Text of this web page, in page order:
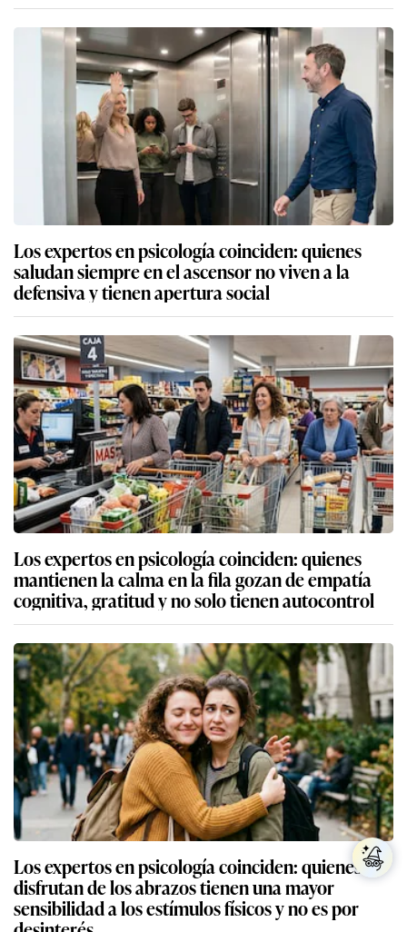
Los expertos en psicología coinciden: quienes
saludan siempre en el ascensor no viven a la
defensiva y tienen apertura social
Los expertos en psicología coinciden: quienes
mantienen la calma en la fila gozan de empatía
cognitiva, gratitud y no solo tienen autocontrol
Los expertos en psicología coinciden: quienes no
disfrutan de los abrazos tienen una mayor
sensibilidad a los estímulos físicos y no es por